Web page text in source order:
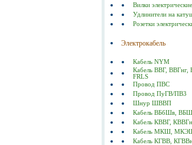
Вилки электрические
Удлинители на
Розетки
Электрокабель
Кабель NYM
Кабель ВВГ, ВВГнг,
FRLS
Провод ПВС
Провод ПуГВ/ПВ3
Шнур ШВВП
Кабель ВБбШв,
Кабель КВВГ,
Кабель МКШ,
Кабель КГВВ,